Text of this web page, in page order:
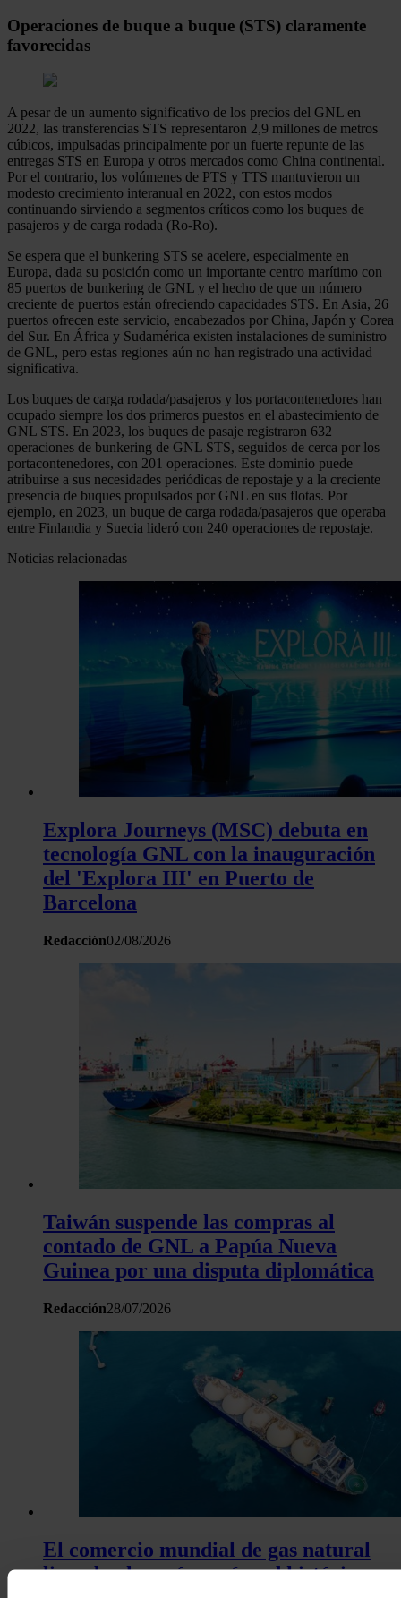
Operaciones de buque a buque (STS) claramente
favorecidas
A pesar de un aumento significativo de los precios del GNL en
2022, las transferencias STS representaron 2,9 millones de metros
cúbicos, impulsadas principalmente por un fuerte repunte de las
entregas STS en Europa y otros mercados como China continental.
Por el contrario, los volúmenes de PTS y TTS mantuvieron un
modesto crecimiento interanual en 2022, con estos modos
continuando sirviendo a segmentos críticos como los buques de
pasajeros y de carga rodada (Ro-Ro).
Se espera que el bunkering STS se acelere, especialmente en
Europa, dada su posición como un importante centro marítimo con
85 puertos de bunkering de GNL y el hecho de que un número
creciente de puertos están ofreciendo capacidades STS. En Asia, 26
puertos ofrecen este servicio, encabezados por China, Japón y Corea
del Sur. En África y Sudamérica existen instalaciones de suministro
de GNL, pero estas regiones aún no han registrado una actividad
significativa.
Los buques de carga rodada/pasajeros y los portacontenedores han
ocupado siempre los dos primeros puestos en el abastecimiento de
GNL STS. En 2023, los buques de pasaje registraron 632
operaciones de bunkering de GNL STS, seguidos de cerca por los
portacontenedores, con 201 operaciones. Este dominio puede
atribuirse a sus necesidades periódicas de repostaje y a la creciente
presencia de buques propulsados por GNL en sus flotas. Por
ejemplo, en 2023, un buque de carga rodada/pasajeros que operaba
entre Finlandia y Suecia lideró con 240 operaciones de repostaje.
Noticias relacionadas
Explora Journeys (MSC) debuta en
tecnología GNL con la inauguración
del 'Explora III' en Puerto de
Barcelona
Redacción02/08/2026
Taiwán suspende las compras al
contado de GNL a Papúa Nueva
Guinea por una disputa diplomática
Redacción28/07/2026
El comercio mundial de gas natural
licuado alcanzó un récord histórico en